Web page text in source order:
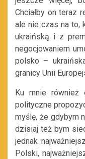
Chciałby on teraz
ale nie czas na to,
ukraińską i z
negocjowaniem
polsko –
granicy Unii
Ku mnie również
polityczne
myślę, że gdybym
dzisiaj też bym
jednak
Polski,